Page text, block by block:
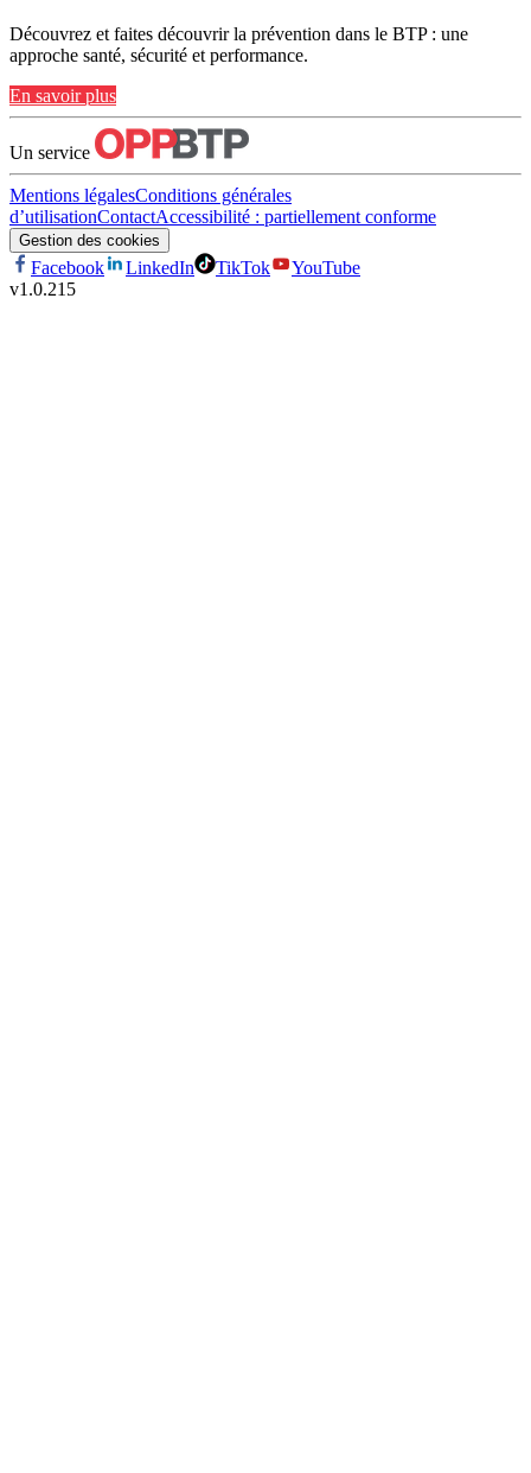
Découvrez et faites découvrir la prévention dans le BTP : une
approche santé, sécurité et performance.
En savoir plus
Un service
Mentions légalesConditions générales
d’utilisationContactAccessibilité : partiellement conforme
Gestion des cookies
Facebook LinkedIn TikTok
YouTube
v1.0.215